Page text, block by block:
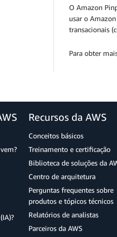
O Amazon
usar o
transacionais
Para obter
Recursos da AWS
Conceitos básicos
Treinamento e certificação
Biblioteca de soluções da
Centro de arquitetura
Perguntas frequentes sobre
produtos e tópicos técnicos
Relatórios de analistas
Parceiros da AWS